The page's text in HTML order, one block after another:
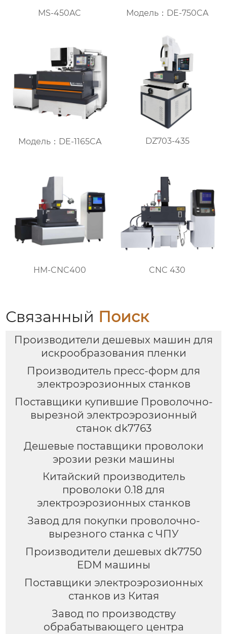
MS-450AC Модель：DE-750CA
Модель：DE-1165CA DZ703-435
HM-CNC400 CNC 430
Связанный Поиск
Производители дешевых машин для
искрообразования пленки
Производитель пресс-форм для
электроэрозионных станков
Поставщики купившие Проволочно-
вырезной электроэрозионный
станок dk7763
Дешевые поставщики проволоки
эрозии резки машины
Китайский производитель
проволоки 0.18 для
электроэрозионных станков
Завод для покупки проволочно-
вырезного станка с ЧПУ
Производители дешевых dk7750
EDM машины
Поставщики электроэрозионных
станков из Китая
Завод по производству
обрабатывающего центра